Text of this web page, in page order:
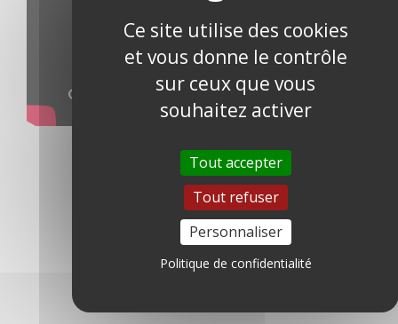
Partager cet article sur
Ce site utilise des cookies
et vous donne le contrôle
sur ceux que vous
souhaitez activer
Tout accepter
Tout refuser
Personnaliser
Politique de confidentialité